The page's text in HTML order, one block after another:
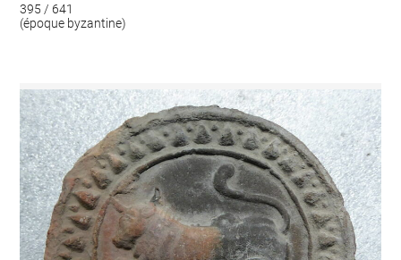
395 / 641
(époque byzantine)